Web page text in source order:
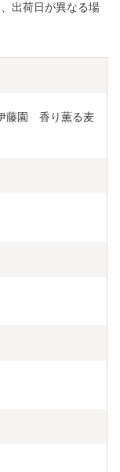
出荷日が異なる場
藤園　香り薫る麦